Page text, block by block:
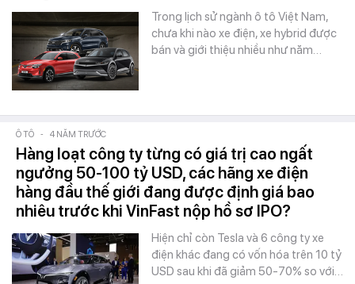
Trong lịch sử ngành ô tô Việt Nam,
chưa khi nào xe điện, xe hybrid được
bán và giới thiệu nhiều như năm…
Ô TÔ - 4 NĂM TRƯỚC
Hàng loạt công ty từng có giá trị cao ngất
ngưởng 50-100 tỷ USD, các hãng xe điện
hàng đầu thế giới đang được định giá bao
nhiêu trước khi VinFast nộp hồ sơ IPO?
Hiện chỉ còn Tesla và 6 công ty xe
điện khác đang có vốn hóa trên 10 tỷ
USD sau khi đã giảm 50-70% so với…